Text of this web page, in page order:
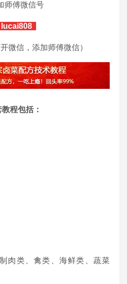
师傅微信号
lucai808
微信，添加师傅微信）
程包括：
肉类、禽类、海鲜类、蔬菜